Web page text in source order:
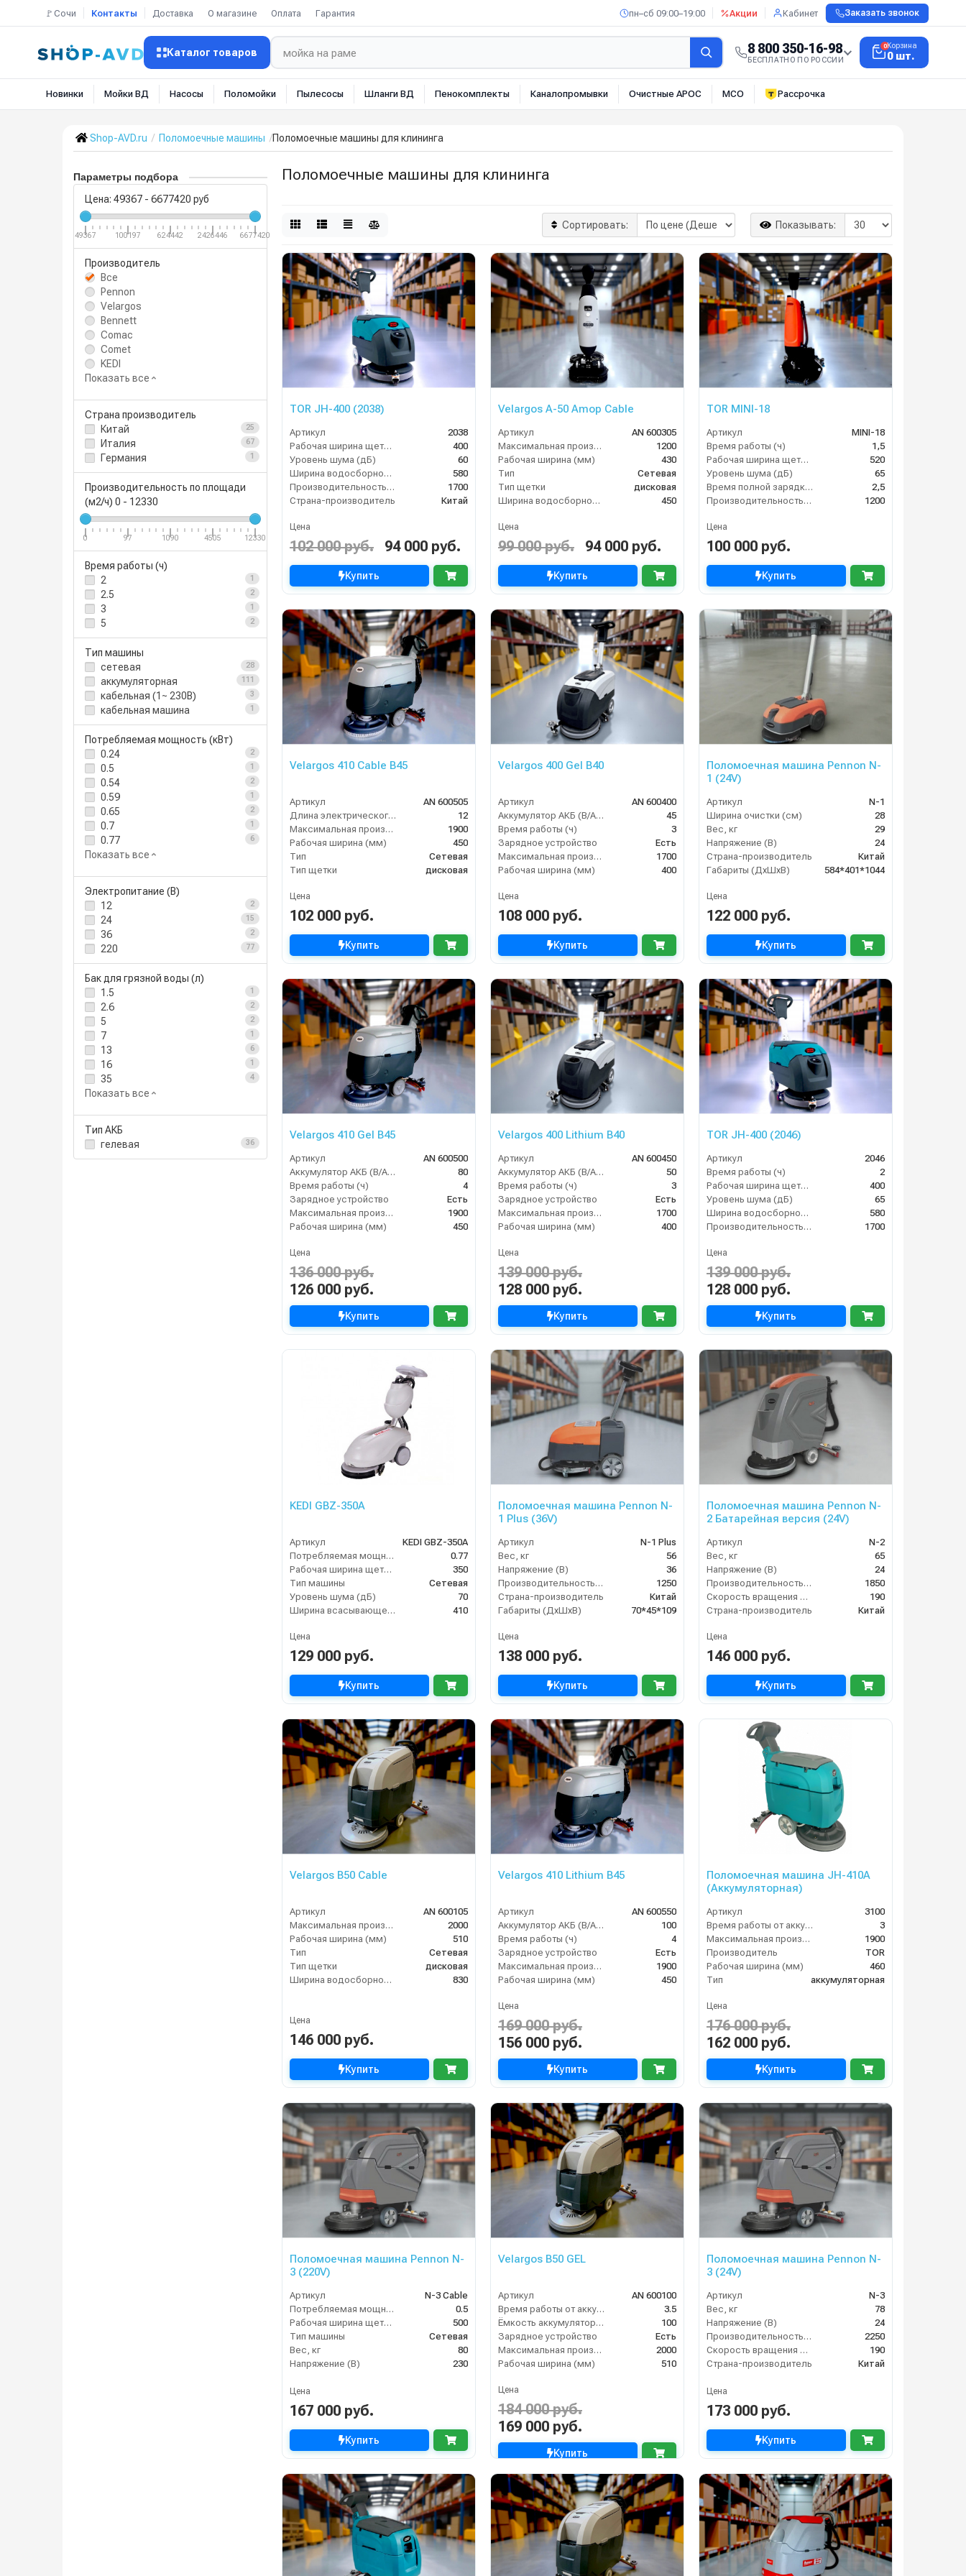
🚩Сочи Контакты Доставка О магазине Оплата Гарантия пн–сб 09:00–19:00 Акции Кабинет Заказать звонок
Каталог товаров 8 800 350-16-98
БЕСПЛАТНО ПО РОССИИ
0Корзина
0 шт.
Новинки Мойки ВД Насосы Поломойки Пылесосы Шланги ВД Пенокомплекты Каналопромывки Очистные АРОС МСО Рассрочка
Shop-AVD.ru Поломоечные машины Поломоечные машины для клининга
Параметры подбора
Цена: 49367 - 6677420 руб
49367 100197 624442 2426446 6677420
Производитель
Все
Pennon
Velargos
Bennett
Comac
Comet
KEDI
Показать все
Страна производитель
Китай
25
Италия 67
Германия 1
Производительность по площади
(м2/ч) 0 - 12330
0 97 1090 4505 12330
Время работы (ч)
2
1
2.5 2
3 1
5 2
Тип машины
сетевая
28
аккумуляторная 111
кабельная (1~ 230В) 3
кабельная машина 1
Потребляемая мощность (кВт)
0.24
2
0.5 1
0.54 2
0.59 1
0.65 2
0.7 1
0.77 6
Показать все
Электропитание (В)
12
2
24 15
36 2
220 77
Бак для грязной воды (л)
1.5
1
2.6 2
5 2
7 1
13 6
16 1
35 4
Показать все
Тип АКБ
гелевая
36
Поломоечные машины для клининга
Сортировать: Показывать:
TOR JH-400 (2038)
Артикул
2038
Рабочая ширина щеток (мм)
400
Уровень шума (дБ)
60
Ширина водосборной рейки
580
Производительность по площади (м2/ч)
1700
Страна-производитель
Китай
Цена
102 000 руб. 94 000 руб.
Купить
Velargos A-50 Amop Cable
Артикул
AN 600305
Максимальная производительность (кв.м/час)
1200
Рабочая ширина (мм)
430
Тип
Сетевая
Тип щетки
дисковая
Ширина водосборной рейки
450
Цена
99 000 руб. 94 000 руб.
Купить
TOR MINI-18
Артикул
MINI-18
Время работы (ч)
1,5
Рабочая ширина щеток (мм)
520
Уровень шума (дБ)
65
Время полной зарядки аккумулятора (ч)
2,5
Производительность по площади (м2/ч)
1200
Цена
100 000 руб.
Купить
Velargos 410 Cable B45
Артикул
AN 600505
Длина электрического кабеля (м)
12
Максимальная производительность (кв.м/час)
1900
Рабочая ширина (мм)
450
Тип
Сетевая
Тип щетки
дисковая
Цена
102 000 руб.
Купить
Velargos 400 Gel B40
Артикул
AN 600400
Аккумулятор АКБ (В/А·ч)
45
Время работы (ч)
3
Зарядное устройство
Есть
Максимальная производительность (кв.м/час)
1700
Рабочая ширина (мм)
400
Цена
108 000 руб.
Купить
Поломоечная машина Pennon N-
1 (24V)
Артикул
N-1
Ширина очистки (см)
28
Вес, кг
29
Напряжение (В)
24
Страна-производитель
Китай
Габариты (ДхШхВ)
584*401*1044
Цена
122 000 руб.
Купить
Velargos 410 Gel B45
Артикул
AN 600500
Аккумулятор АКБ (В/А·ч)
80
Время работы (ч)
4
Зарядное устройство
Есть
Максимальная производительность (кв.м/час)
1900
Рабочая ширина (мм)
450
Цена
136 000 руб.
126 000 руб.
Купить
Velargos 400 Lithium B40
Артикул
AN 600450
Аккумулятор АКБ (В/А·ч)
50
Время работы (ч)
3
Зарядное устройство
Есть
Максимальная производительность (кв.м/час)
1700
Рабочая ширина (мм)
400
Цена
139 000 руб.
128 000 руб.
Купить
TOR JH-400 (2046)
Артикул
2046
Время работы (ч)
2
Рабочая ширина щеток (мм)
400
Уровень шума (дБ)
65
Ширина водосборной рейки
580
Производительность по площади (м2/ч)
1700
Цена
139 000 руб.
128 000 руб.
Купить
KEDI GBZ-350A
Артикул
KEDI GBZ-350A
Потребляемая мощность (кВт)
0.77
Рабочая ширина щеток (мм)
350
Тип машины
Сетевая
Уровень шума (дБ)
70
Ширина всасывающей балки (мм)
410
Цена
129 000 руб.
Купить
Поломоечная машина Pennon N-
1 Plus (36V)
Артикул
N-1 Plus
Вес, кг
56
Напряжение (В)
36
Производительность по площади (м2/ч)
1250
Страна-производитель
Китай
Габариты (ДхШхВ)
70*45*109
Цена
138 000 руб.
Купить
Поломоечная машина Pennon N-
2 Батарейная версия (24V)
Артикул
N-2
Вес, кг
65
Напряжение (В)
24
Производительность по площади (м2/ч)
1850
Скорость вращения щётки (об/мин)
190
Страна-производитель
Китай
Цена
146 000 руб.
Купить
Velargos B50 Cable
Артикул
AN 600105
Максимальная производительность (кв.м/час)
2000
Рабочая ширина (мм)
510
Тип
Сетевая
Тип щетки
дисковая
Ширина водосборной рейки
830
Цена
146 000 руб.
Купить
Velargos 410 Lithium B45
Артикул
AN 600550
Аккумулятор АКБ (В/А·ч)
100
Время работы (ч)
4
Зарядное устройство
Есть
Максимальная производительность (кв.м/час)
1900
Рабочая ширина (мм)
450
Цена
169 000 руб.
156 000 руб.
Купить
Поломоечная машина JH-410A
(Аккумуляторная)
Артикул
3100
Время работы от аккумуляторов (ч)
3
Максимальная производительность (кв.м/час)
1900
Производитель
TOR
Рабочая ширина (мм)
460
Тип
аккумуляторная
Цена
176 000 руб.
162 000 руб.
Купить
Поломоечная машина Pennon N-
3 (220V)
Артикул
N-3 Cable
Потребляемая мощность (кВт)
0.5
Рабочая ширина щеток (мм)
500
Тип машины
Сетевая
Вес, кг
80
Напряжение (В)
230
Цена
167 000 руб.
Купить
Velargos B50 GEL
Артикул
AN 600100
Время работы от аккумуляторов (ч)
3.5
Ёмкость аккумулятора (Ач)
100
Зарядное устройство
Есть
Максимальная производительность (кв.м/час)
2000
Рабочая ширина (мм)
510
Цена
184 000 руб.
169 000 руб.
Купить
Поломоечная машина Pennon N-
3 (24V)
Артикул
N-3
Вес, кг
78
Напряжение (В)
24
Производительность по площади (м2/ч)
2250
Скорость вращения щётки (об/мин)
190
Страна-производитель
Китай
Цена
173 000 руб.
Купить